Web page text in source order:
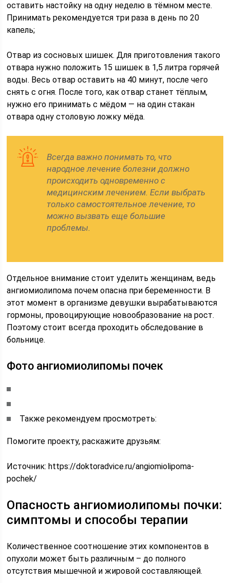
оставить настойку на одну неделю в тёмном месте.
Принимать рекомендуется три раза в день по 20
капель;
Отвар из сосновых шишек. Для приготовления такого
отвара нужно положить 15 шишек в 1,5 литра горячей
воды. Весь отвар оставить на 40 минут, после чего
снять с огня. После того, как отвар станет тёплым,
нужно его принимать с мёдом — на один стакан
отвара одну столовую ложку мёда.
Всегда важно понимать то, что
народное лечение болезни должно
происходить одновременно с
медицинским лечением. Если выбрать
только самостоятельное лечение, то
можно вызвать еще большие
проблемы.
Отдельное внимание стоит уделить женщинам, ведь
ангиомиолипома почем опасна при беременности. В
этот момент в организме девушки вырабатываются
гормоны, провоцирующие новообразование на рост.
Поэтому стоит всегда проходить обследование в
больнице.
Фото ангиомиолипомы почек
Также рекомендуем просмотреть:
Помогите проекту, раскажите друзьям:
Источник:https://doktoradvice.ru/angiomiolipoma-
pochek/
Опасность ангиомиолипомы почки:
симптомы и способы терапии
Количественное соотношение этих компонентов в
опухоли может быть различным – до полного
отсутствия мышечной и жировой составляющей.